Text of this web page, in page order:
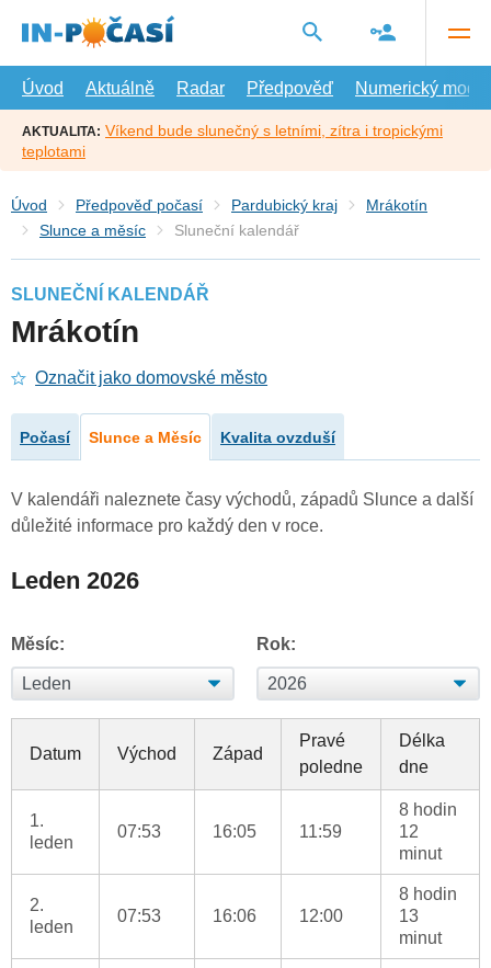
hlavní
Úvod
Aktuálně Radar Předpověď Numerický model
AKTUALITA: Víkend bude slunečný s letními, zítra i tropickými
teplotami
Úvod Předpověď počasí Pardubický kraj
Mrákotín
Slunce a měsíc
Sluneční kalendář
SLUNEČNÍ KALENDÁŘ
Mrákotín
Označit jako domovské město
Počasí Slunce a Měsíc Kvalita ovzduší
V kalendáři naleznete časy východů, západů Slunce a další
důležité informace pro každý den v roce.
Leden 2026
Měsíc: Rok:
Datum Východ Západ
Pravé
poledne
Délka
dne
1.
leden
07:53 16:05 11:59
8 hodin
12
minut
2.
leden
07:53 16:06 12:00
8 hodin
13
minut